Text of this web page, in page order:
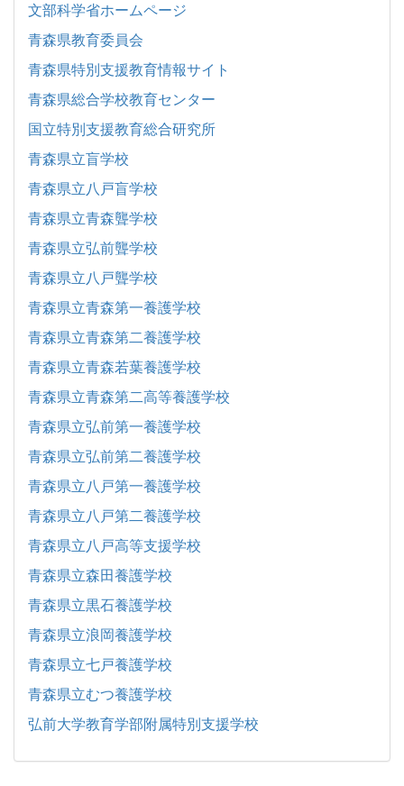
文部科学省ホームページ
青森県教育委員会
青森県特別支援教育情報サイト
青森県総合学校教育センター
国立特別支援教育総合研究所
青森県立盲学校
青森県立八戸盲学校
青森県立青森聾学校
青森県立弘前聾学校
青森県立八戸聾学校
青森県立青森第一養護学校
青森県立青森第二養護学校
青森県立青森若葉養護学校
青森県立青森第二高等養護学校
青森県立弘前第一養護学校
青森県立弘前第二養護学校
青森県立八戸第一養護学校
青森県立八戸第二養護学校
青森県立八戸高等支援学校
青森県立森田養護学校
青森県立黒石養護学校
青森県立浪岡養護学校
青森県立七戸養護学校
青森県立むつ養護学校
弘前大学教育学部附属特別支援学校